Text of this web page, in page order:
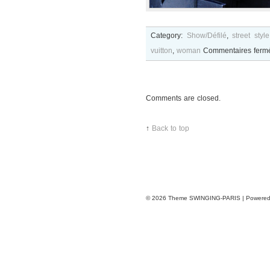
Category: Show/Défilé,street style
vuitton, woman Commentaires
Comments are closed.
↑ Back to top
© 2026 Theme SWINGING-PARIS |